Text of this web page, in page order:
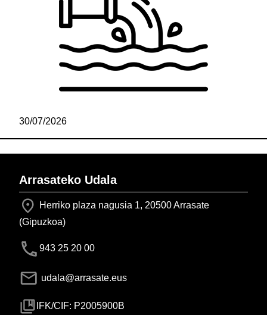
30/07/2026
Arrasateko Udala
Herriko plaza nagusia 1, 20500 Arrasate
(Gipuzkoa)
943 25 20 00
udala@arrasate.eus
IFK/CIF: P2005900B